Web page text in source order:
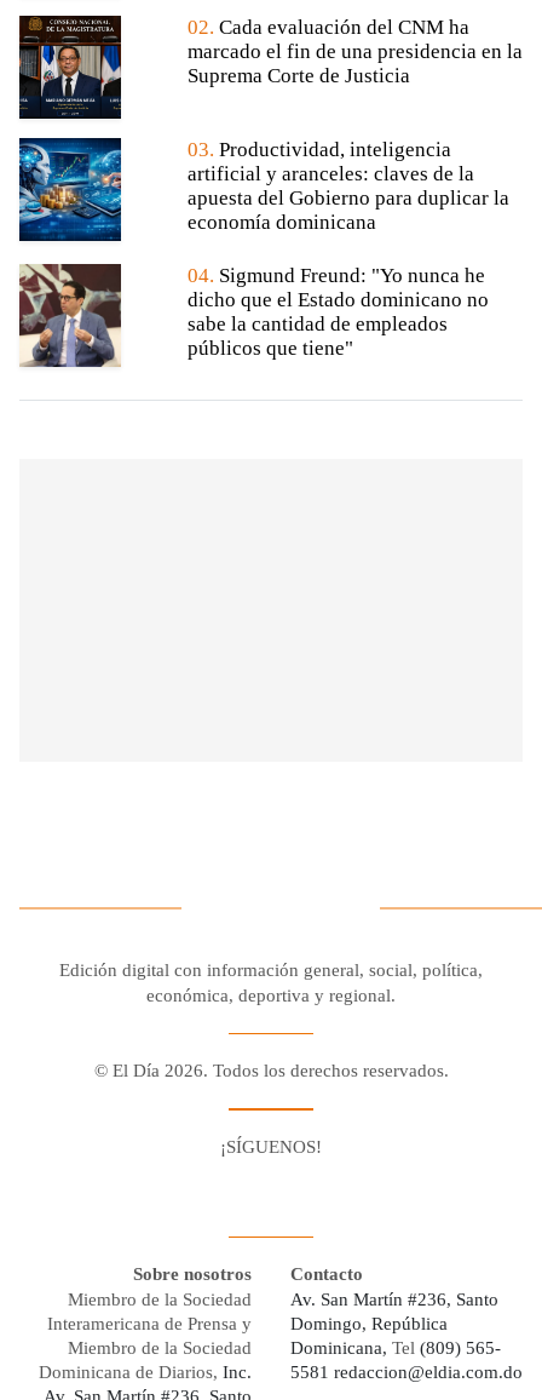
02. Cada evaluación del CNM ha
marcado el fin de una presidencia en la
Suprema Corte de Justicia
03. Productividad, inteligencia
artificial y aranceles: claves de la
apuesta del Gobierno para duplicar la
economía dominicana
04. Sigmund Freund: "Yo nunca he
dicho que el Estado dominicano no
sabe la cantidad de empleados
públicos que tiene"
Edición digital con información general, social, política,
económica, deportiva y regional.
© El Día 2026. Todos los derechos reservados.
¡SÍGUENOS!
Sobre nosotros
Miembro de la Sociedad
Interamericana de Prensa y
Miembro de la Sociedad
Dominicana de Diarios, Inc.
Contacto
Av. San Martín #236, Santo
Domingo, República
Dominicana, Tel (809) 565-
5581 redaccion@eldia.com.do